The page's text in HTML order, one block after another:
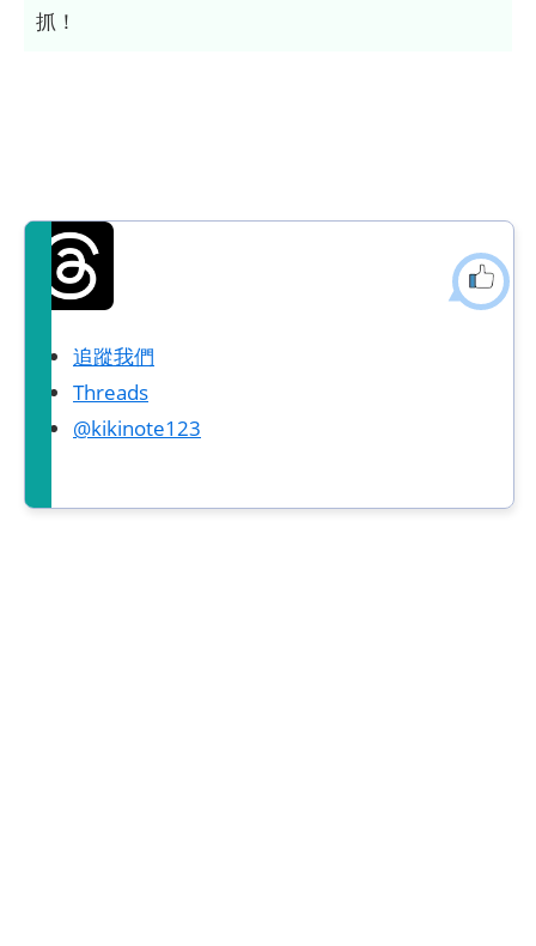
抓！
追蹤我們
Threads
@kikinote123